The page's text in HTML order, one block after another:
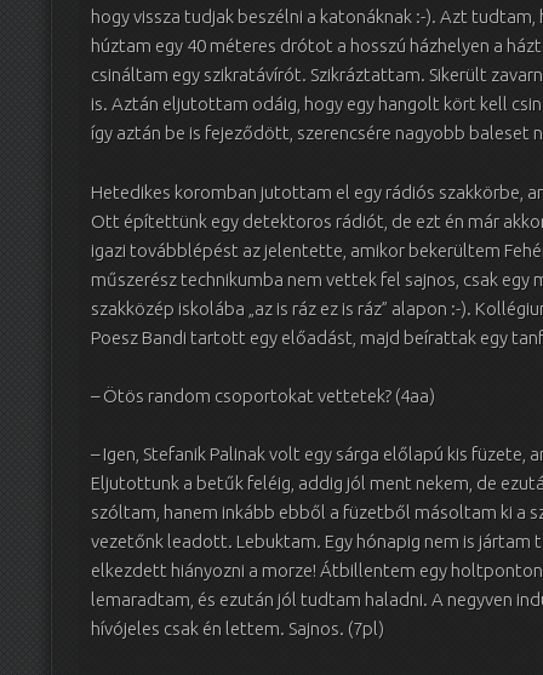
hogy vissza tudjak beszélni a katonáknak :-). Azt
húztam egy 40 méteres drótot a hosszú házhelyen a
csináltam egy szikratávírót. Szikráztattam. Sikerült
is. Aztán eljutottam odáig, hogy egy hangolt kört kell
így aztán be is fejeződött, szerencsére nagyobb baleset
Hetedikes koromban jutottam el egy rádiós szakkörbe,
Ott építettünk egy detektoros rádiót, de ezt én már
igazi továbblépést az jelentette, amikor bekerültem
műszerész technikumba nem vettek fel sajnos, csak
szakközép iskolába „az is ráz ez is ráz” alapon :-).
Poesz Bandi tartott egy előadást, majd beírattak egy
– Ötös random csoportokat vettetek? (4aa)
– Igen, Stefanik Palinak volt egy sárga előlapú kis
Eljutottunk a betűk feléig, addig jól ment nekem, de
szóltam, hanem inkább ebből a füzetből másoltam ki a
vezetőnk leadott. Lebuktam. Egy hónapig nem is jártam
elkezdett hiányozni a morze! Átbillentem egy
lemaradtam, és ezután jól tudtam haladni. A negyven
hívójeles csak én lettem. Sajnos. (7pl)